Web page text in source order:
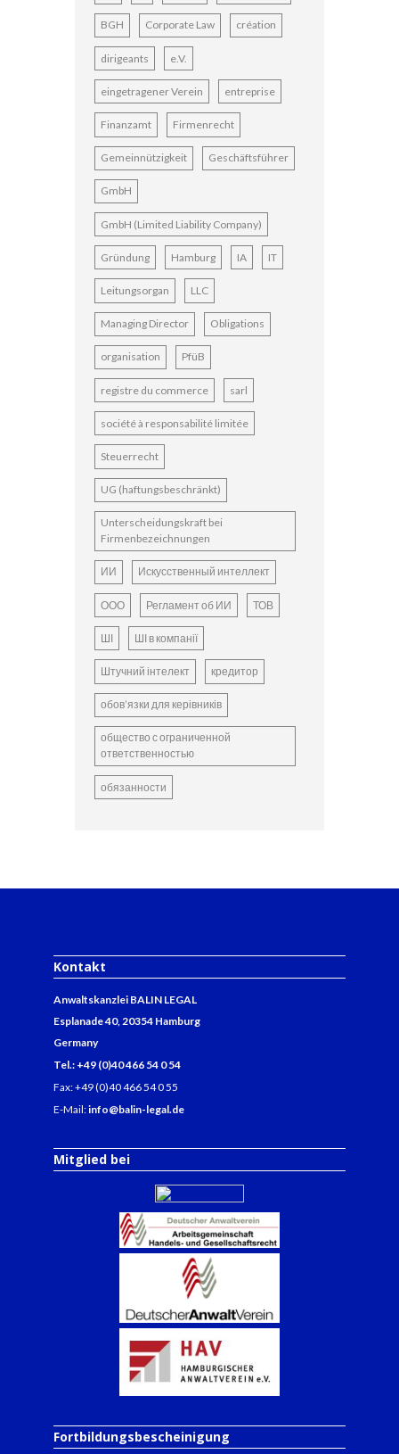
BGH Corporate Law création
dirigeants e.V.
eingetragener Verein entreprise
Finanzamt Firmenrecht
Gemeinnützigkeit Geschäftsführer
GmbH
GmbH (Limited Liability Company)
Gründung Hamburg IA IT
Leitungsorgan LLC
Managing Director Obligations
organisation PfüB
registre du commerce sarl
société à responsabilité limitée
Steuerrecht
UG (haftungsbeschränkt)
Unterscheidungskraft bei
Firmenbezeichnungen
ИИ Искусственный интеллект
ООО Регламент об ИИ ТОВ
ШІ ШІ в компанії
Штучний інтелект кредитор
обов’язки для керівників
общество с ограниченной
ответственностью
обязанности
Kontakt
Anwaltskanzlei BALIN LEGAL
Esplanade 40, 20354 Hamburg
Germany
Tel.: +49 (0)40 466 54 0 54
Fax: +49 (0)40 466 54 0 55
E-Mail:info@balin-legal.de
Mitglied bei
Fortbildungsbescheinigung